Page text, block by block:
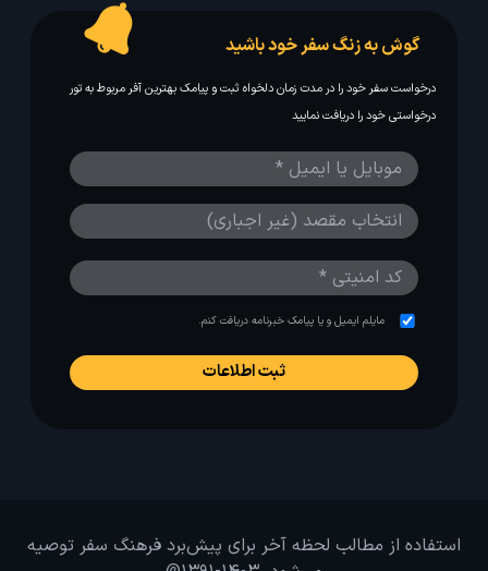
گوش به زنگ سفر خود باشید
درخواست سفر خود را در مدت زمان دلخواه ثبت و پیامک بهترین آفر مربوط به تور
درخواستی خود را دریافت نمایید
مایلم ایمیل و یا پیامک خبرنامه دریافت کنم.
استفاده از مطالب لحظه آخر برای پیش‌برد فرهنگ سفر توصیه